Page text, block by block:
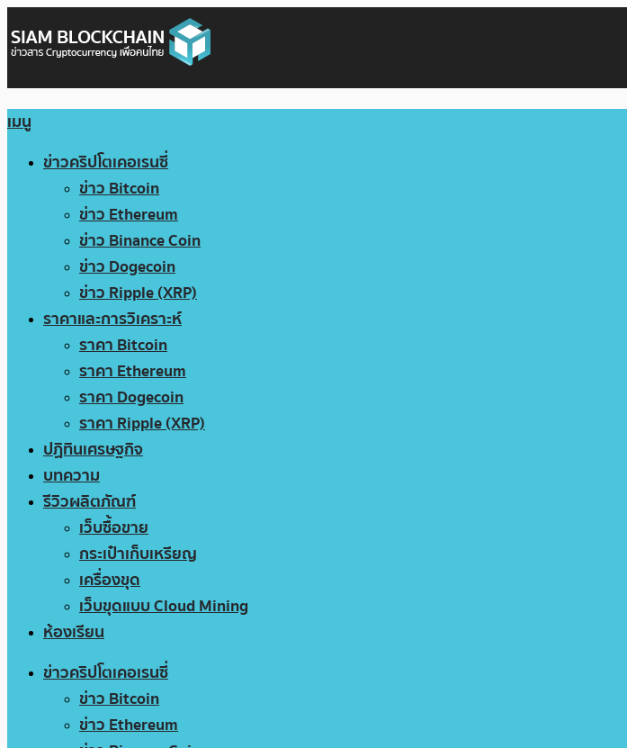
เมนู
ข่าวคริปโตเคอเรนซี่
ข่าว Bitcoin
ข่าว Ethereum
ข่าว Binance Coin
ข่าว Dogecoin
ข่าว Ripple (XRP)
ราคาและการวิเคราะห์
ราคา Bitcoin
ราคา Ethereum
ราคา Dogecoin
ราคา Ripple (XRP)
ปฏิทินเศรษฐกิจ
บทความ
รีวิวผลิตภัณฑ์
เว็บซื้อขาย
กระเป๋าเก็บเหรียญ
เครื่องขุด
เว็บขุดแบบ Cloud Mining
ห้องเรียน
ข่าวคริปโตเคอเรนซี่
ข่าว Bitcoin
ข่าว Ethereum